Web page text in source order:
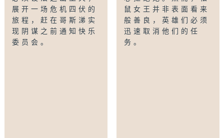
展开一场危机四伏的
旅程，赶在哥斯涕实
现阴谋之前通知快乐
委员会。
鼠女王并非表面看来
般善良，英雄们必须
迅速取消他们的任
务。